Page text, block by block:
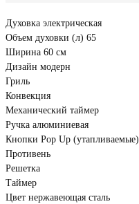
Духовка электрическая
Объем духовки (л) 65
Ширина 60 см
Дизайн модерн
Гриль
Конвекция
Механический таймер
Ручка алюминиевая
Кнопки Pop Up (утапливаемые)
Противень
Решетка
Таймер
Цвет нержавеющая сталь